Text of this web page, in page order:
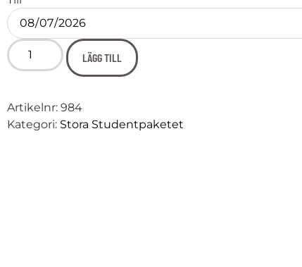
LÄGG TILL
Artikelnr: 984
Kategori: Stora Studentpaketet